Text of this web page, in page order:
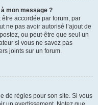
mon message ?
accordée par forum, par
ne pas avoir autorisé l’ajout de
ou peut-être que seul un
si vous ne savez pas
joints sur un forum.
de règles pour son site. Si vous